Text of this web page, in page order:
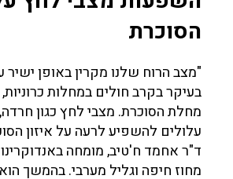
הסוכרת
"מצב הרוח שלנו מקרין באופן ישיר
בעיקר בקרב חולים במחלות
מחלת הסוכרת. מצבי לחץ כגון
עלולים להשפיע לרעה על איזון
ד"ר אחמד ח'טיב, מומחה
מחוז חיפה וגליל מערבי. בהמשך